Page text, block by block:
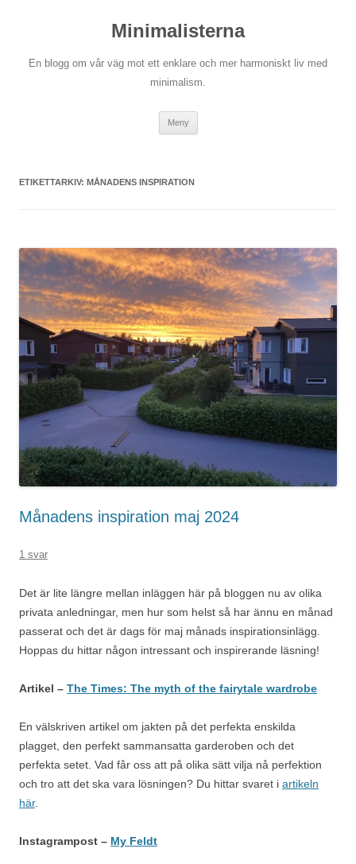
Minimalisterna
En blogg om vår väg mot ett enklare och mer harmoniskt liv med
minimalism.
Meny
ETIKETTARKIV: MÅNADENS INSPIRATION
Månadens inspiration maj 2024
1 svar
Det är lite längre mellan inläggen här på bloggen nu av olika
privata anledningar, men hur som helst så har ännu en månad
passerat och det är dags för maj månads inspirationsinlägg.
Hoppas du hittar någon intressant och inspirerande läsning!
Artikel – The Times: The myth of the fairytale wardrobe
En välskriven artikel om jakten på det perfekta enskilda
plagget, den perfekt sammansatta garderoben och det
perfekta setet. Vad får oss att på olika sätt vilja nå perfektion
och tro att det ska vara lösningen? Du hittar svaret i artikeln
här.
Instagrampost – My Feldt